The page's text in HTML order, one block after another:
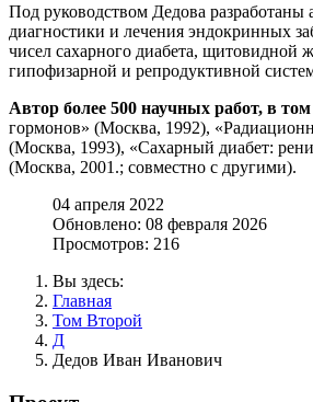
Под руководством Дедова разработаны
диагностики и лечения эндокринных
чисел сахарного диабета, щитовидной
гипофизарной и репродуктивной
Автор более 500 научных работ, в
гормонов» (Москва, 1992),
(Москва, 1993), «Сахарный диабет:
(Москва, 2001.; совместно с другими).
04 апреля 2022
Обновлено: 08 февраля 2026
Просмотров: 216
Вы здесь:
Главная
Том Второй
Д
Дедов Иван Иванович